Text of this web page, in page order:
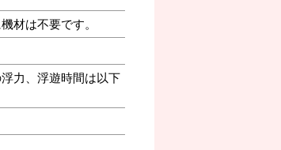
材は不要です。
力、浮遊時間は以下